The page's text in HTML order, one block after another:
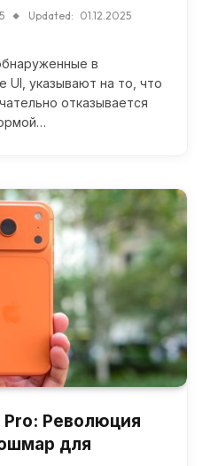
Updated: 01.12.2025
в
UI, указывают на то, что
отказывается
Pro: Революция
для